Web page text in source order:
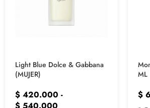
Light Blue Dolce & Gabbana
(MUJER)
$ 420.000 -
ML
$